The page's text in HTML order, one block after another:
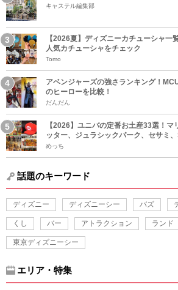
キャステル編集部
【2026夏】ディズニーカチューシャ一
人気カチューシャをチェック
Tomo
アベンジャーズの強さランキング！
のヒーローを比較！
だんだん
【2026】ユニバの定番お土産33選！
ッター、ジュラシックパーク、セサミ
めっち
話題のキーワード
ディズニー ディズニーシー バズ
くし バー アトラクション ランド
東京ディズニーシー
エリア・特集